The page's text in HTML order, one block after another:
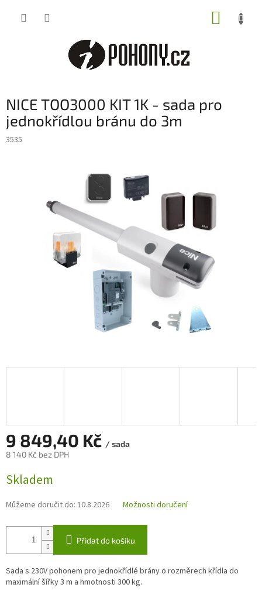
NICE TOO3000 KIT 1K - sada pro
jednokřídlou bránu do 3m
3535
9 849,40 Kč / sada
8 140 Kč bez DPH
cena:
Skladem
Můžeme doručit do: 10.8.2026 Možnosti doručení
Přidat do košíku
Sada s 230V pohonem pro jednokřídlé brány o rozměrech křídla do
maximální šířky 3 m a hmotnosti 300 kg.